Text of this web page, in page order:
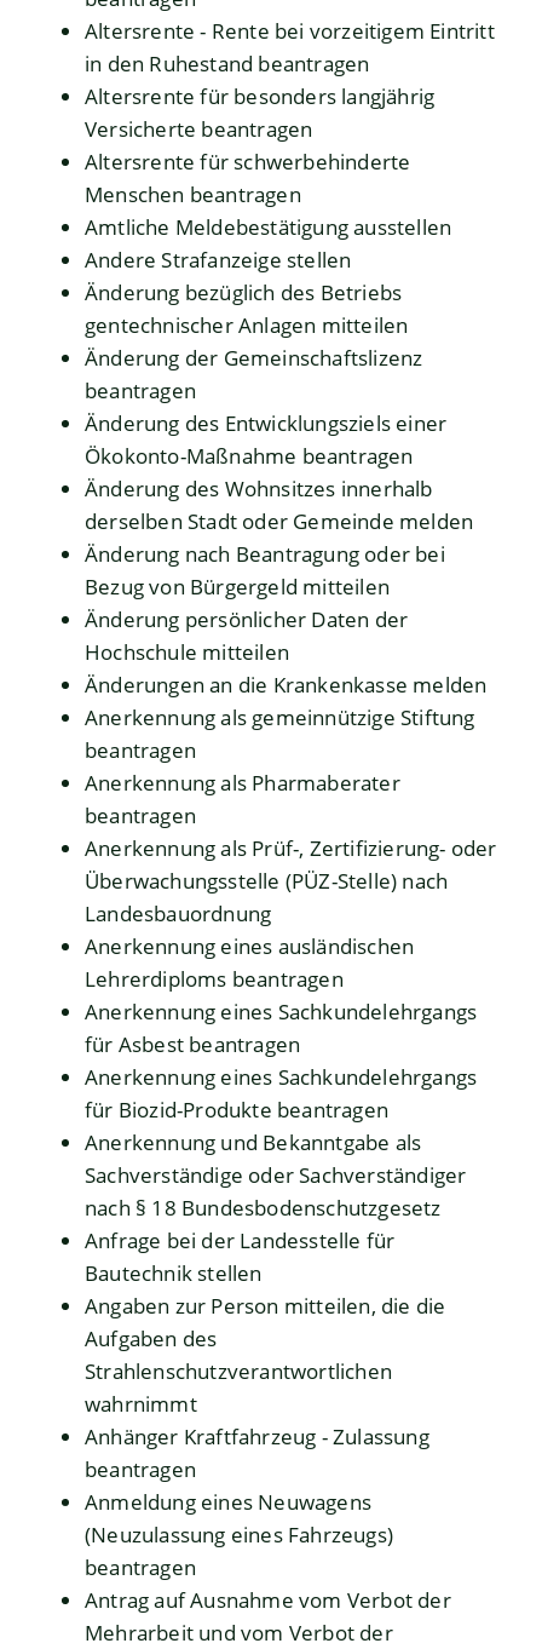
Altersrente - Rente bei vorzeitigem Eintritt
in den Ruhestand beantragen
Altersrente für besonders langjährig
Versicherte beantragen
Altersrente für schwerbehinderte
Menschen beantragen
Amtliche Meldebestätigung ausstellen
Andere Strafanzeige stellen
Änderung bezüglich des Betriebs
gentechnischer Anlagen mitteilen
Änderung der Gemeinschaftslizenz
beantragen
Änderung des Entwicklungsziels einer
Ökokonto-Maßnahme beantragen
Änderung des Wohnsitzes innerhalb
derselben Stadt oder Gemeinde melden
Änderung nach Beantragung oder bei
Bezug von Bürgergeld mitteilen
Änderung persönlicher Daten der
Hochschule mitteilen
Änderungen an die Krankenkasse melden
Anerkennung als gemeinnützige Stiftung
beantragen
Anerkennung als Pharmaberater
beantragen
Anerkennung als Prüf-, Zertifizierung- oder
Überwachungsstelle (PÜZ-Stelle) nach
Landesbauordnung
Anerkennung eines ausländischen
Lehrerdiploms beantragen
Anerkennung eines Sachkundelehrgangs
für Asbest beantragen
Anerkennung eines Sachkundelehrgangs
für Biozid-Produkte beantragen
Anerkennung und Bekanntgabe als
Sachverständige oder Sachverständiger
nach § 18 Bundesbodenschutzgesetz
Anfrage bei der Landesstelle für
Bautechnik stellen
Angaben zur Person mitteilen, die die
Aufgaben des
Strahlenschutzverantwortlichen
wahrnimmt
Anhänger Kraftfahrzeug - Zulassung
beantragen
Anmeldung eines Neuwagens
(Neuzulassung eines Fahrzeugs)
beantragen
Antrag auf Ausnahme vom Verbot der
Mehrarbeit und vom Verbot der